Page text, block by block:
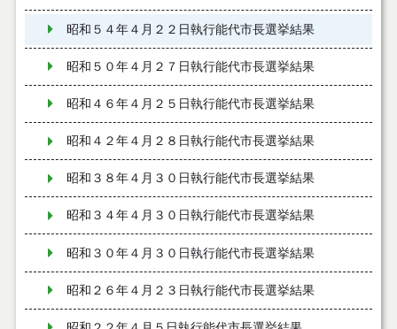
昭和５４年４月２２日執行能代市長選挙結果
昭和５０年４月２７日執行能代市長選挙結果
昭和４６年４月２５日執行能代市長選挙結果
昭和４２年４月２８日執行能代市長選挙結果
昭和３８年４月３０日執行能代市長選挙結果
昭和３４年４月３０日執行能代市長選挙結果
昭和３０年４月３０日執行能代市長選挙結果
昭和２６年４月２３日執行能代市長選挙結果